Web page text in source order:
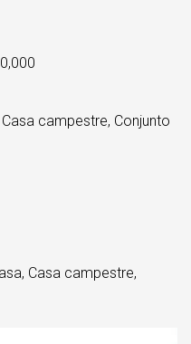
campestre, Conjunto
Casa campestre,